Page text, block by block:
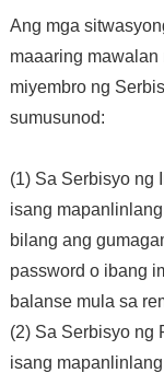
Ang mga
maaaring
miyembro ng
sumusunod:
(1) Sa Serbisyo ng
isang
bilang ang
password o ibang
balanse mula sa
(2) Sa Serbisyo ng
isang